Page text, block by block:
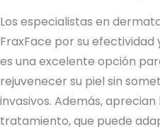
Los especialistas en
FraxFace por su efectividad
es una excelente opción
rejuvenecer su piel sin
invasivos. Además,
tratamiento, que puede